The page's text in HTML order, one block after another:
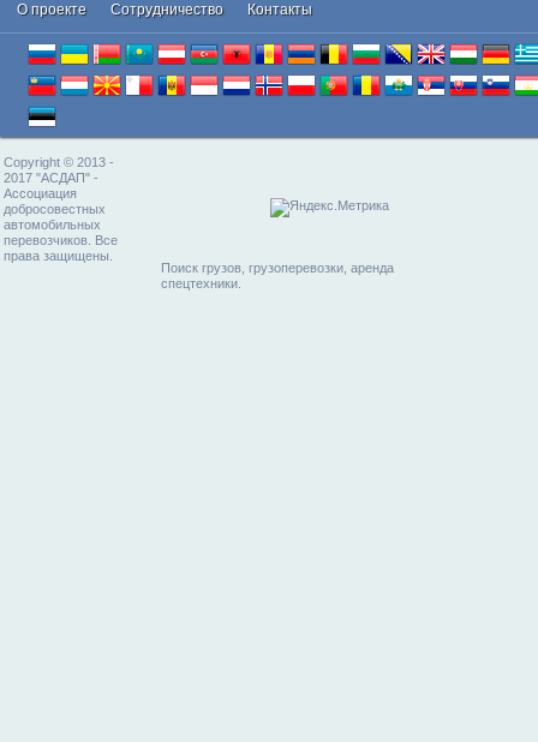
О проекте Cотрудничество Контакты
Copyright © 2013 -
2017 "АСДАП" -
Ассоциация
добросовестных
автомобильных
перевозчиков. Все
права защищены.
Поиск грузов, грузоперевозки, аренда
спецтехники.